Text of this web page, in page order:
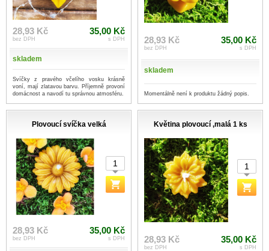
28,93 Kč
bez DPH
35,00 Kč
s DPH
skladem
Svíčky z pravého včelího vosku krásně
voní, mají zlatavou barvu. Příjemně provoní
domácnost a navodí tu správnou atmosféru.
28,93 Kč
bez DPH
35,00 Kč
s DPH
skladem
Momentálně není k produktu žádný popis.
Plovoucí svíčka velká
28,93 Kč
bez DPH
35,00 Kč
s DPH
Květina plovoucí ,malá 1 ks
28,93 Kč
bez DPH
35,00 Kč
s DPH